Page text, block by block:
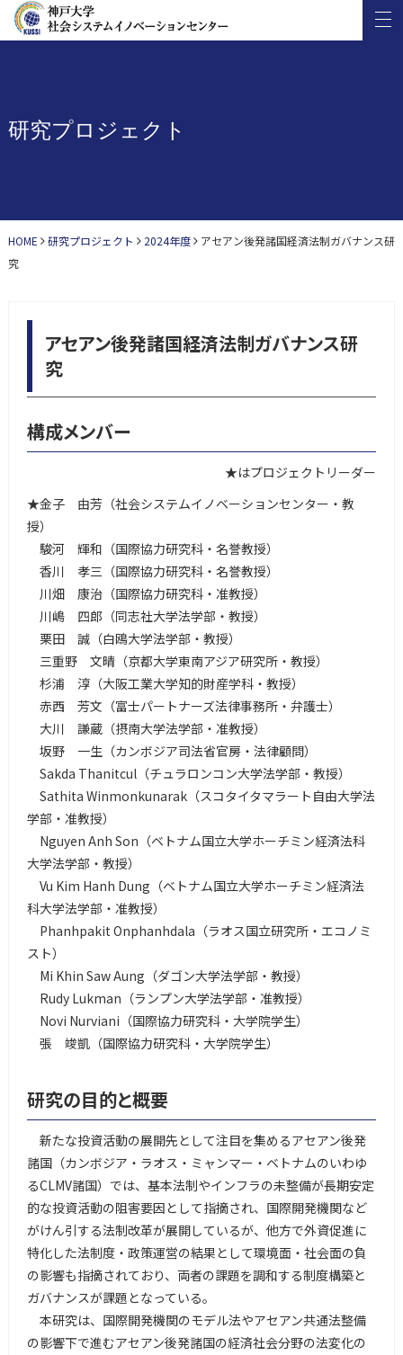
研究プロジェクト
HOME 研究プロジェクト 2024年度
アセアン後発諸国経済法制ガバナンス研
究
アセアン後発諸国経済法制ガバナンス研
究
構成メンバー
★はプロジェクトリーダー
★金子 由芳（社会システムイノベーションセンター・教
授）
駿河 輝和（国際協力研究科・名誉教授）
香川 孝三（国際協力研究科・名誉教授）
川畑 康治（国際協力研究科・准教授）
川嶋 四郎（同志社大学法学部・教授）
栗田 誠（白鴎大学法学部・教授）
三重野 文晴（京都大学東南アジア研究所・教授）
杉浦 淳（大阪工業大学知的財産学科・教授）
赤西 芳文（富士パートナーズ法律事務所・弁護士）
大川 謙蔵（摂南大学法学部・准教授）
坂野 一生（カンボジア司法省官房・法律顧問）
Sakda Thanitcul（チュラロンコン大学法学部・教授）
Sathita Winmonkunarak（スコタイタマラート自由大学法
学部・准教授）
Nguyen Anh Son（ベトナム国立大学ホーチミン経済法科
大学法学部・教授）
Vu Kim Hanh Dung（ベトナム国立大学ホーチミン経済法
科大学法学部・准教授）
Phanhpakit Onphanhdala（ラオス国立研究所・エコノミ
スト）
Mi Khin Saw Aung（ダゴン大学法学部・教授）
Rudy Lukman（ランプン大学法学部・准教授）
Novi Nurviani（国際協力研究科・大学院学生）
張 竣凱（国際協力研究科・大学院学生）
研究の目的と概要
新たな投資活動の展開先として注目を集めるアセアン後発
諸国（カンボジア・ラオス・ミャンマー・ベトナムのいわゆ
るCLMV諸国）では、基本法制やインフラの未整備が長期安定
的な投資活動の阻害要因として指摘され、国際開発機関など
がけん引する法制改革が展開しているが、他方で外資促進に
特化した法制度・政策運営の結果として環境面・社会面の負
の影響も指摘されており、両者の課題を調和する制度構築と
ガバナンスが課題となっている。
本研究は、国際開発機関のモデル法やアセアン共通法整備
の影響下で進むアセアン後発諸国の経済社会分野の法変化の